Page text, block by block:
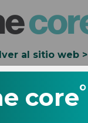
al sitio web >
una Demo
core°